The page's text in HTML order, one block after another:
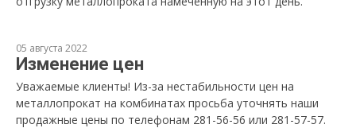
05 августа 2022
Изменение цен
Уважаемые клиенты! Из-за нестабильности цен на
металлопрокат на комбинатах просьба уточнять наши
продажные цены по телефонам 281-56-56 или 281-57-57.